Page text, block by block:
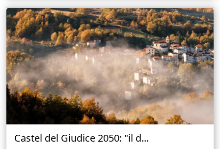
Castel del Giudice 2050: "il d...